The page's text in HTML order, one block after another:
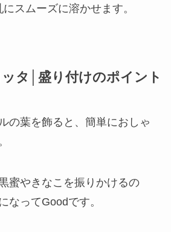
スムーズに溶かせます。
タ│盛り付けのポイント
の葉を飾ると、簡単におしゃ
蜜やきなこを振りかけるの
なってGoodです。